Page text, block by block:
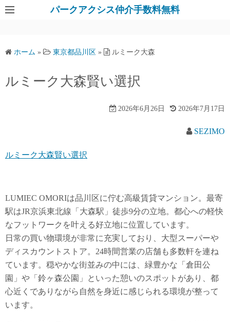
パークアクシス仲介手数料無料
ホーム » 東京都品川区 » ルミーク大森
ルミーク大森賢い選択
2026年6月26日 2026年7月17日
SEZIMO
ルミーク大森賢い選択
LUMIEC OMORIは品川区に佇む高級賃貸マンション。最寄
駅はJR京浜東北線「大森駅」徒歩9分の立地。都心への軽快
なフットワークを叶える好立地に位置しています。
日常の買い物環境が非常に充実しており、大型スーパーや
ディスカウントストア。24時間営業の店舗も多数軒を連ね
ています。穏やかな街並みの中には、緑豊かな「倉田公
園」や「鈴ヶ森公園」といった憩いのスポットがあり、都
心近くでありながら自然を身近に感じられる環境が整って
います。